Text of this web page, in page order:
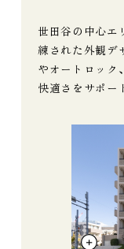
世田谷の中心エ
練された外観デ
やオートロック
快適さをサポー